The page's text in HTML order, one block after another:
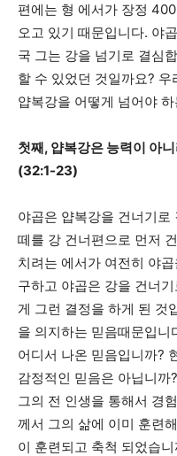
편에는 형 에서가 장정
오고 있기 때문입니다. 야
국 그는 강을 넘기로 결심
할 수 있었던 것일까요?
얍복강을 어떻게 넘어야
첫째, 얍복강은 능력이 아
(32:1-23)
야곱은 얍복강을 건너기
떼를 강 건너편으로 먼저
치려는 에서가 여전히 야
구하고 야곱은 강을 건너
게 그런 결정을 하게 된 것
을 의지하는 믿음때문입니
어디서 나온 믿음입니까?
감정적인 믿음은 아닙니까
그의 전 인생을 통해서 경
께서 그의 삶에 이미 훈련
이 훈련되고 축척 되었습니